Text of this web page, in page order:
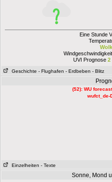
Eine Stunde
UVI Prognose2
Geschichte - Flughafen - Erdbeben - Blitz
(52): WU
wufct_de-
Einzelheiten - Texte
Sonne, Mond